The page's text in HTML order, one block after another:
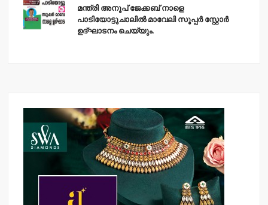
മന്ത്രി അനൂപ് ജേക്കബ് നാളെ
പാടിയോട്ടുചാലില്‍ മാവേലി സൂപ്പര്‍ സ്റ്റോര്‍
ഉദ്ഘാടനം ചെയ്യും.